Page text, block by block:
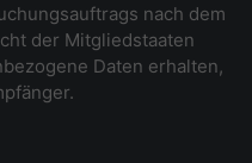
nach dem
der Mitgliedstaaten
Daten erhalten,